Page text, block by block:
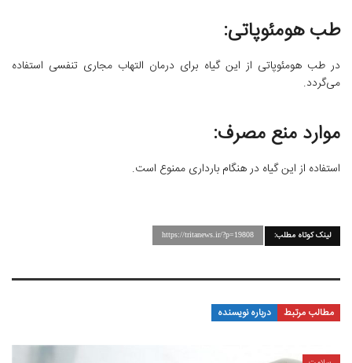
طب هومئوپاتی:
در طب هومئوپاتی از این گیاه برای درمان التهاب مجاری تنفسی استفاده
می‌گردد.
موارد منع مصرف:
استفاده از این گیاه در هنگام بارداری ممنوع است.
لینک کوتاه مطلب: https://tritanews.ir/?p=19808
مطالب مرتبط درباره نویسنده